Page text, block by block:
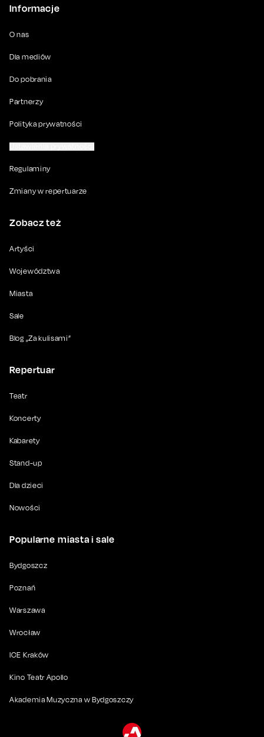
Informacje
O nas
Dla mediów
Do pobrania
Partnerzy
Polityka prywatności
Regulaminy
Zmiany w repertuarze
Zobacz też
Artyści
Województwa
Miasta
Sale
Blog „Za kulisami”
Repertuar
Teatr
Koncerty
Kabarety
Stand-up
Dla dzieci
Nowości
Popularne miasta i sale
Bydgoszcz
Poznań
Warszawa
Wrocław
ICE Kraków
Kino Teatr Apollo
Akademia Muzyczna w Bydgoszczy